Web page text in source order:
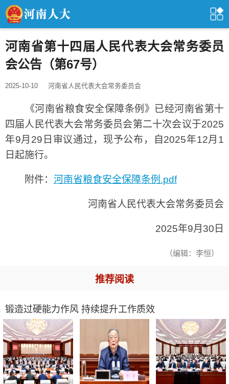
河南省第十四届人民代表大会常务委员
会公告（第67号）
2025-10-10 河南省人民代表大会常务委员会
《河南省粮食安全保障条例》已经河南省第十
四届人民代表大会常务委员会第二十次会议于2025
年9月29日审议通过，现予公布，自2025年12月1
日起施行。
附件： 河南省粮食安全保障条例.pdf
河南省人民代表大会常务委员会
2025年9月30日
（编辑：李恒）
推荐阅读
锻造过硬能力作风 持续提升工作质效